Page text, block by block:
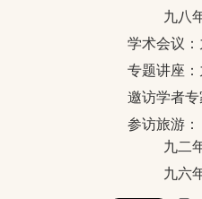
九八
学术会议
专题讲座：
邀访学者专
参访旅游：
九二
九六